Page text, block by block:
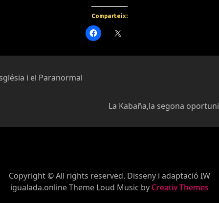
Comparteix:
i el Paranormal
La Kabaña,la segona
Copyright © All rights reserved. Disseny i adaptació IW
igualada.online Theme Loud Music by Creativ Themes